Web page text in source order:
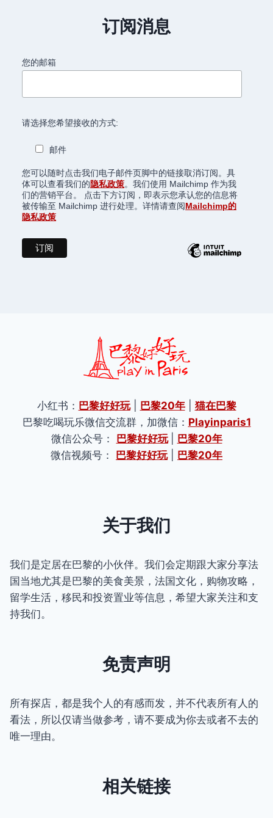
订阅消息
您的邮箱
请选择您希望接收的方式:
邮件
您可以随时点击我们电子邮件页脚中的链接取消订阅。具
体可以查看我们的隐私政策。我们使用 Mailchimp 作为我
们的营销平台。 点击下方订阅，即表示您承认您的信息将
被传输至 Mailchimp 进行处理。详情请查阅Mailchimp的
隐私政策
小红书： 巴黎好好玩| 巴黎20年| 猫在巴黎
巴黎吃喝玩乐微信交流群，加微信： Playinparis1
微信公众号： 巴黎好好玩
巴黎20年
微信视频号： 巴黎好好玩| 巴黎20年
关于我们
我们是定居在巴黎的小伙伴。我们会定期跟大家分享法
国当地尤其是巴黎的美食美景，法国文化，购物攻略，
留学生活，移民和投资置业等信息，希望大家关注和支
持我们。
免责声明
所有探店，都是我个人的有感而发，并不代表所有人的
看法，所以仅请当做参考，请不要成为你去或者不去的
唯一理由。
相关链接